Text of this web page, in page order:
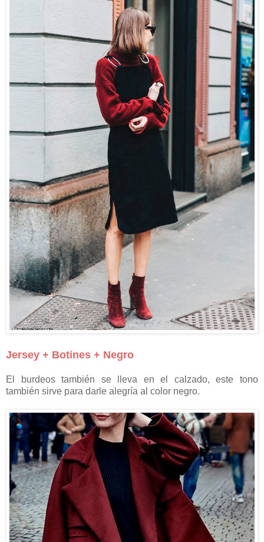
Jersey + Botines + Negro
El burdeos también se lleva en el calzado, este tono
también sirve para darle alegría al color negro.